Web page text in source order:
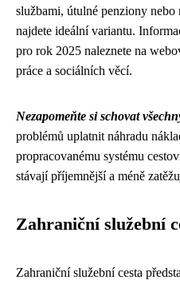
službami, útulné penziony
najdete ideální variantu.
pro rok 2025 naleznete na
práce a sociálních věcí.
Nezapomeňte si schovat
problémů uplatnit náhradu
propracovanému systému
stávají příjemnější a méně
Zahraniční služební
Zahraniční služební cesta